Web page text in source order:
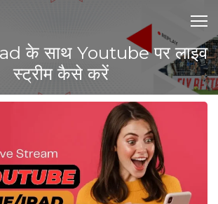
के साथ Youtube पर लाइव
स्ट्रीम कैसे करें